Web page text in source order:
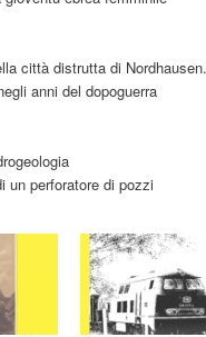
città distrutta di Nordhausen.
anni del dopoguerra
un perforatore di pozzi